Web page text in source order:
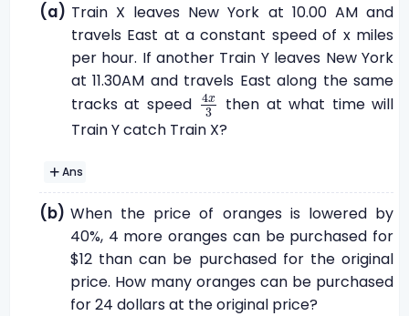
(a) Train X leaves New York at 10.00 AM and
travels East at a constant speed of x miles
per hour. If another Train Y leaves New York
at 11.30AM and travels East along the same
tracks at speed
4x
3
4x3then at what time will
Train Y catch Train X?
Ans
(b) When the price of oranges is lowered by
40%, 4 more oranges can be purchased for
$12 than can be purchased for the original
price. How many oranges can be purchased
for 24 dollars at the original price?